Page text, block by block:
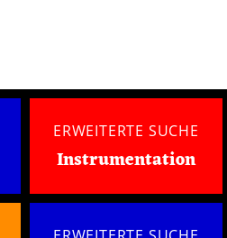
ERWEITERTE SUCHE
Instrumentation